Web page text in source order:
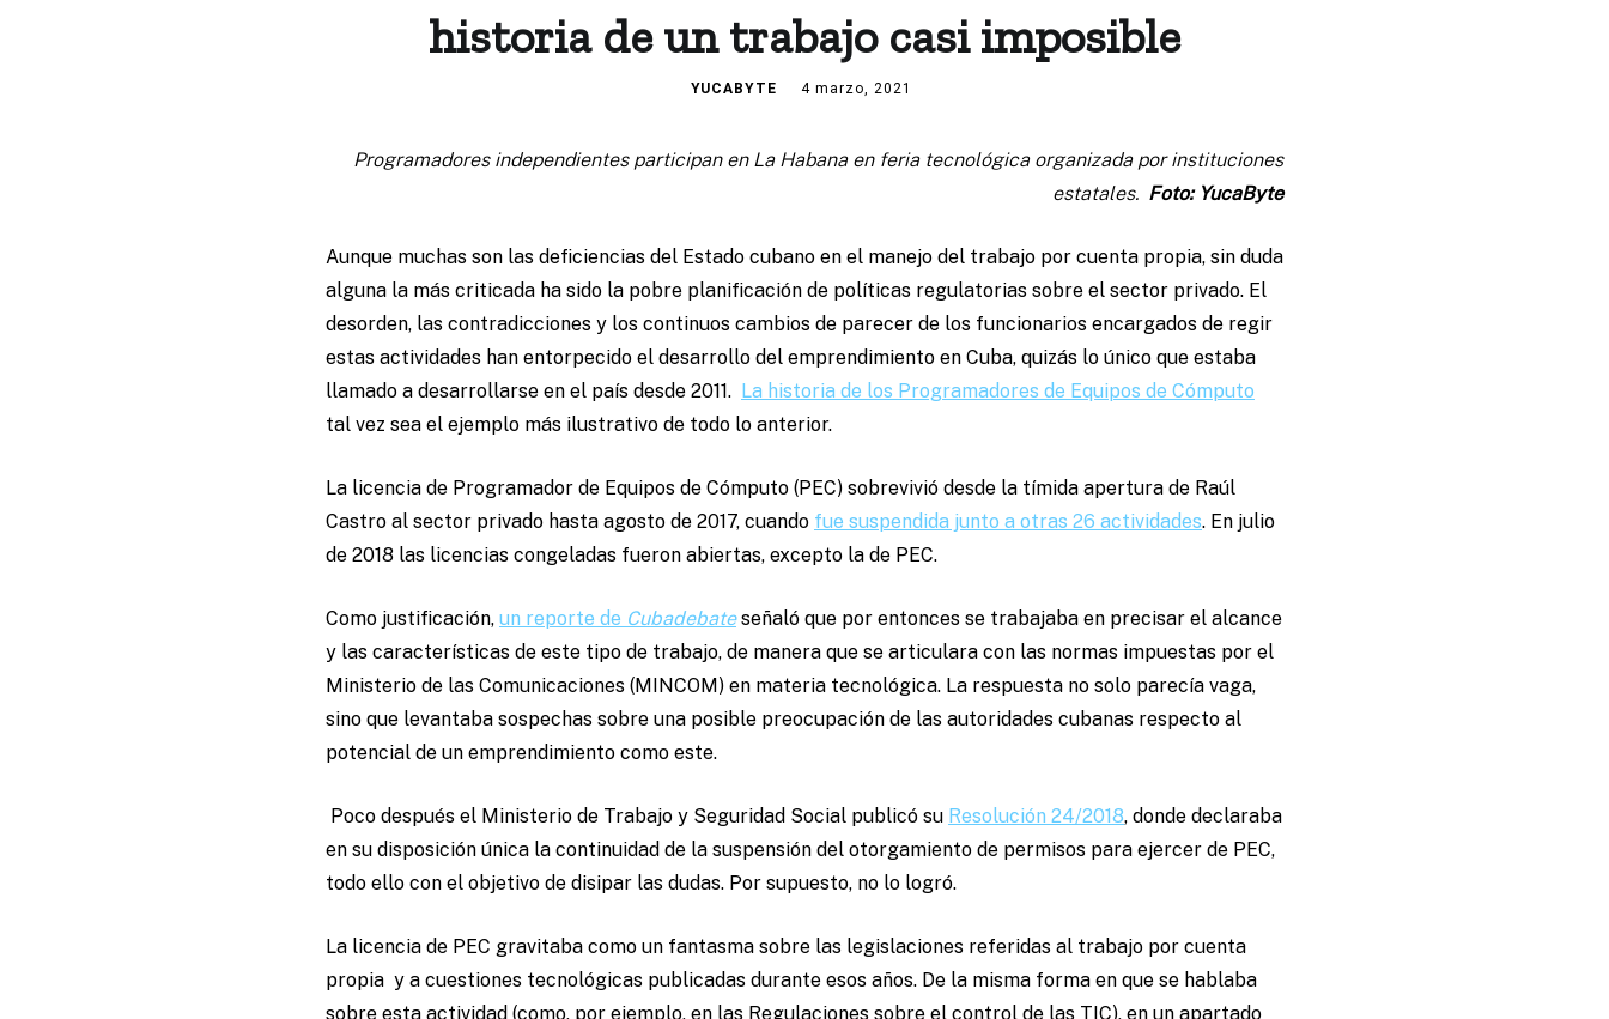
historia de un trabajo casi imposible
YUCABYTE 4 marzo, 2021
Programadores independientes participan en La Habana en feria tecnológica organizada por instituciones
estatales. Foto: YucaByte
Aunque muchas son las deficiencias del Estado cubano en el manejo del trabajo por cuenta propia, sin duda
alguna la más criticada ha sido la pobre planificación de políticas regulatorias sobre el sector privado. El
desorden, las contradicciones y los continuos cambios de parecer de los funcionarios encargados de regir
estas actividades han entorpecido el desarrollo del emprendimiento en Cuba, quizás lo único que estaba
llamado a desarrollarse en el país desde 2011. La historia de los Programadores de Equipos de Cómputo
tal vez sea el ejemplo más ilustrativo de todo lo anterior.
La licencia de Programador de Equipos de Cómputo (PEC) sobrevivió desde la tímida apertura de Raúl
Castro al sector privado hasta agosto de 2017, cuando fue suspendida junto a otras 26 actividades. En julio
de 2018 las licencias congeladas fueron abiertas, excepto la de PEC.
Como justificación, un reporte de Cubadebateseñaló que por entonces se trabajaba en precisar el alcance
y las características de este tipo de trabajo, de manera que se articulara con las normas impuestas por el
Ministerio de las Comunicaciones (MINCOM) en materia tecnológica. La respuesta no solo parecía vaga,
sino que levantaba sospechas sobre una posible preocupación de las autoridades cubanas respecto al
potencial de un emprendimiento como este.
Poco después el Ministerio de Trabajo y Seguridad Social publicó su Resolución 24/2018, donde declaraba
en su disposición única la continuidad de la suspensión del otorgamiento de permisos para ejercer de PEC,
todo ello con el objetivo de disipar las dudas. Por supuesto, no lo logró.
La licencia de PEC gravitaba como un fantasma sobre las legislaciones referidas al trabajo por cuenta
propia y a cuestiones tecnológicas publicadas durante esos años. De la misma forma en que se hablaba
sobre esta actividad (como, por ejemplo, en las Regulaciones sobre el control de las TIC), en un apartado